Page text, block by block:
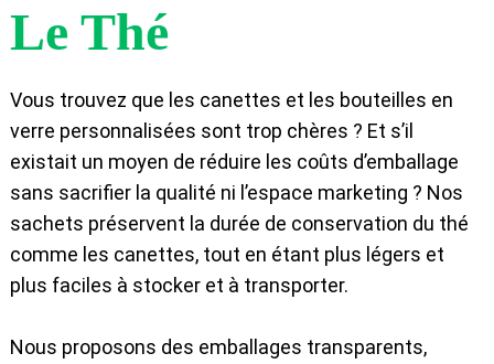
Le Thé
Vous trouvez que les canettes et les bouteilles en
verre personnalisées sont trop chères ? Et s’il
existait un moyen de réduire les coûts d’emballage
sans sacrifier la qualité ni l’espace marketing ? Nos
sachets préservent la durée de conservation du thé
comme les canettes, tout en étant plus légers et
plus faciles à stocker et à transporter.
Nous proposons des emballages transparents,